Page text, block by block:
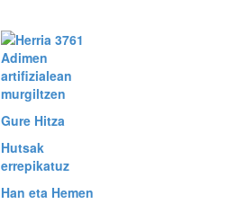
Adimen
artifizialean
murgiltzen
Gure Hitza
Hutsak
errepikatuz
Han eta Hemen